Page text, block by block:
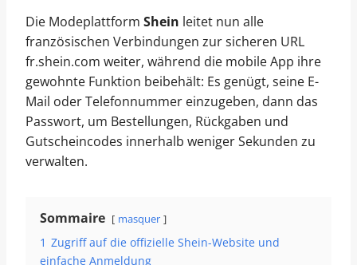
Die Modeplattform Shein leitet nun alle
französischen Verbindungen zur sicheren URL
fr.shein.com weiter, während die mobile App ihre
gewohnte Funktion beibehält: Es genügt, seine E-
Mail oder Telefonnummer einzugeben, dann das
Passwort, um Bestellungen, Rückgaben und
Gutscheincodes innerhalb weniger Sekunden zu
verwalten.
Sommaire masquer
1 Zugriff auf die offizielle Shein-Website und
einfache Anmeldung